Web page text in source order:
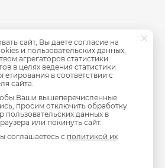
данных
организации
сайт, Вы даете согласие на
и пользовательских данных,
агрегаторов статистики
в целях ведения статистики
в соответствии с
сайта.
Ваши вышеперечисленные
просим отключить обработку
пользовательских данных в
или покинуть сайт.
соглашаетесь с политикой их